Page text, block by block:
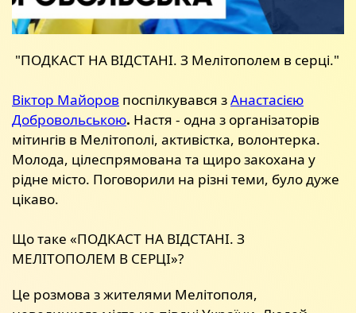
"ПОДКАСТ НА ВІДСТАНІ. З Мелітополем в серці."
Віктор Майоров поспілкувався зАнастасією
Добровольською. Настя - одна з організаторів
мітингів в Мелітополі, активістка, волонтерка.
Молода, цілеспрямована та щиро закохана у
рідне місто. Поговорили на різні теми, було дуже
цікаво.
Що таке «ПОДКАСТ НА ВІДСТАНІ. З
МЕЛІТОПОЛЕМ В СЕРЦІ»?
Це розмова з жителями Мелітополя,